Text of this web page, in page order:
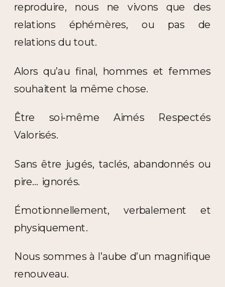
reproduire, nous ne vivons que des
relations éphémères, ou pas de
relations du tout.
Alors qu’au final, hommes et femmes
souhaitent la même chose.
Être soi-même Aimés Respectés
Valorisés.
Sans être jugés, taclés, abandonnés ou
pire… ignorés.
Émotionnellement, verbalement et
physiquement.
Nous sommes à l’aube d’un magnifique
renouveau.